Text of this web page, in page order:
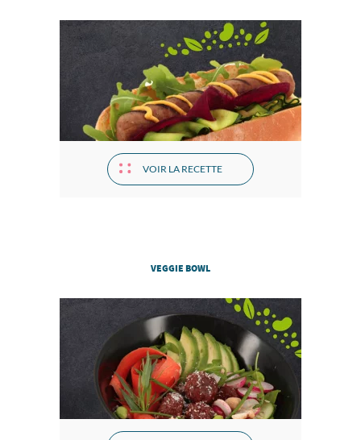
VOIR LA RECETTE
VEGGIE BOWL